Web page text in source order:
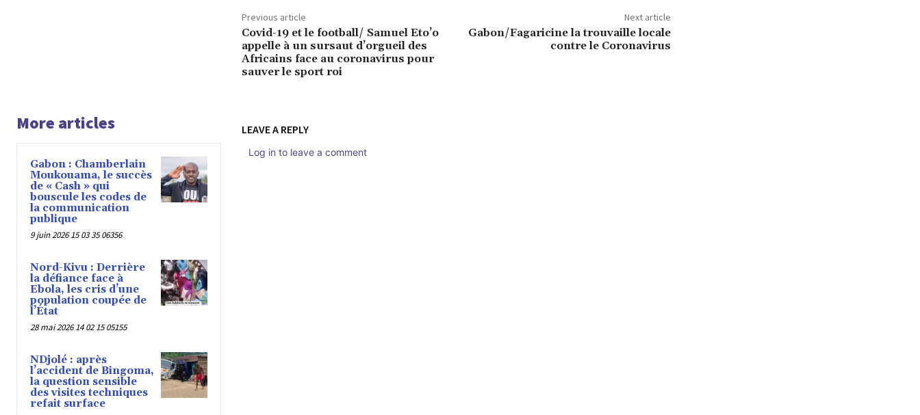
Previous article
Covid-19 et le football/ Samuel Eto’o
appelle à un sursaut d’orgueil des
Africains face au coronavirus pour
sauver le sport roi
Next article
Gabon/Fagaricine la trouvaille locale
contre le Coronavirus
More articles
Gabon : Chamberlain
Moukouama, le succès
de « Cash » qui
bouscule les codes de
la communication
publique
9 juin 2026 15 03 35 06356
Nord-Kivu : Derrière
la défiance face à
Ebola, les cris d’une
population coupée de
l’État
28 mai 2026 14 02 15 05155
NDjolé : après
l’accident de Bingoma,
la question sensible
des visites techniques
refait surface
LEAVE A REPLY
Log in to leave a comment